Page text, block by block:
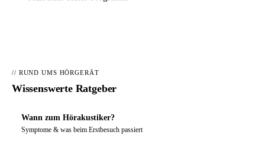
// RUND UMS HÖRGERÄT
Wissenswerte Ratgeber
Wann zum Hörakustiker?
Symptome & was beim Erstbesuch passiert